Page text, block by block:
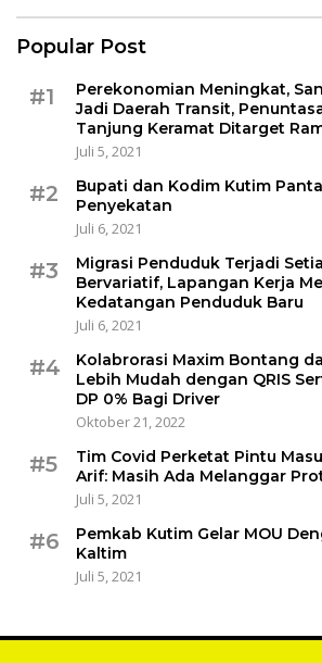
Popular Post
#1
Perekonomian Meningkat,
Jadi Daerah Transit,
Tanjung Keramat Ditarget
Juli 5, 2021
#2
Bupati dan Kodim Kutim
Penyekatan
Juli 6, 2021
#3
Migrasi Penduduk Terjadi
Bervariatif, Lapangan Kerja
Kedatangan Penduduk Baru
Juli 6, 2021
#4
Kolabrorasi Maxim Bontang
Lebih Mudah dengan QRIS
DP 0% Bagi Driver
Oktober 21, 2022
#5
Tim Covid Perketat Pintu
Arif: Masih Ada Melanggar
Juli 5, 2021
#6
Pemkab Kutim Gelar MOU
Kaltim
Juli 5, 2021